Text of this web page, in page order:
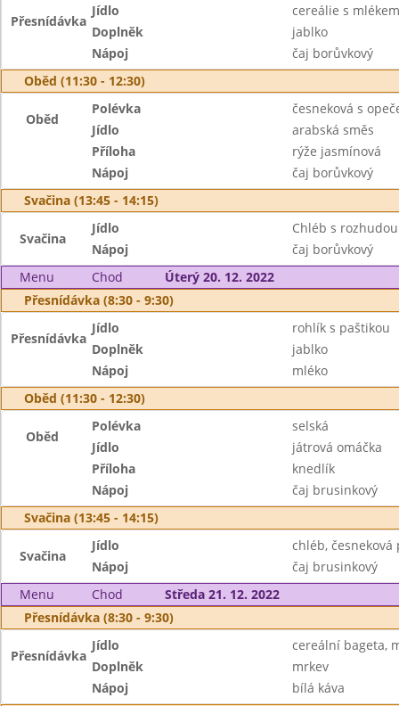
Přesnídávka
Jídlo
cereálie s mlékem
Doplněk
jablko
Nápoj
čaj borůvkový
Oběd (11:30 - 12:30)
Oběd
Polévka
česneková s
Jídlo
arabská směs
Příloha
rýže jasmínová
Nápoj
čaj borůvkový
Svačina (13:45 - 14:15)
Svačina
Jídlo
Chléb s rozhudou
Nápoj
čaj borůvkový
Menu
Chod
Úterý 20. 12. 2022
Přesnídávka (8:30 - 9:30)
Přesnídávka
Jídlo
rohlík s paštikou
Doplněk
jablko
Nápoj
mléko
Oběd (11:30 - 12:30)
Oběd
Polévka
selská
Jídlo
játrová omáčka
Příloha
knedlík
Nápoj
čaj brusinkový
Svačina (13:45 - 14:15)
Svačina
Jídlo
chléb, česneková
Nápoj
čaj brusinkový
Menu
Chod
Středa 21. 12. 2022
Přesnídávka (8:30 - 9:30)
Přesnídávka
Jídlo
cereální bageta,
Doplněk
mrkev
Nápoj
bílá káva